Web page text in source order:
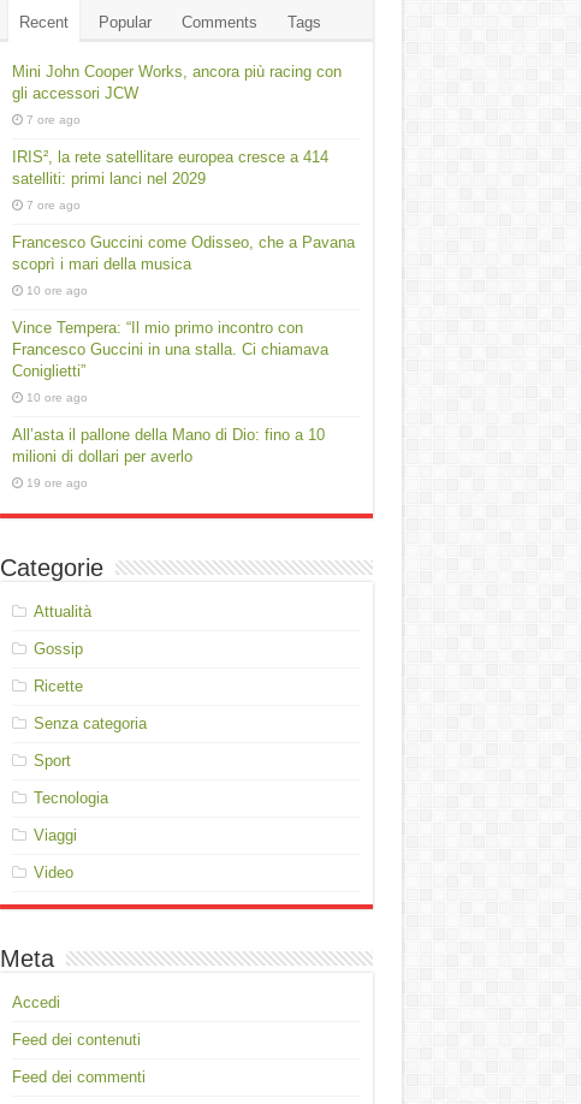
Recent Popular Comments Tags
Mini John Cooper Works, ancora più racing con
gli accessori JCW
7 ore ago
IRIS², la rete satellitare europea cresce a 414
satelliti: primi lanci nel 2029
7 ore ago
Francesco Guccini come Odisseo, che a Pavana
scoprì i mari della musica
10 ore ago
Vince Tempera: “Il mio primo incontro con
Francesco Guccini in una stalla. Ci chiamava
Coniglietti”
10 ore ago
All’asta il pallone della Mano di Dio: fino a 10
milioni di dollari per averlo
19 ore ago
Categorie
Attualità
Gossip
Ricette
Senza categoria
Sport
Tecnologia
Viaggi
Video
Meta
Accedi
Feed dei contenuti
Feed dei commenti